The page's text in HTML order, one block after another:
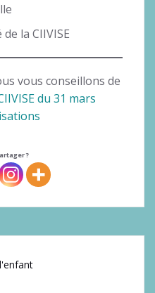
la CIIVISE
vous conseillons de
du 31 mars
?